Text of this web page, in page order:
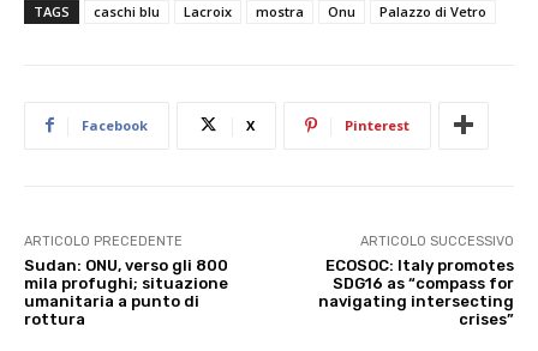
TAGS caschi blu Lacroix mostra Onu Palazzo di Vetro
Facebook X Pinterest
ARTICOLO PRECEDENTE
Sudan: ONU, verso gli 800
mila profughi; situazione
umanitaria a punto di
rottura
ARTICOLO SUCCESSIVO
ECOSOC: Italy promotes
SDG16 as “compass for
navigating intersecting
crises”